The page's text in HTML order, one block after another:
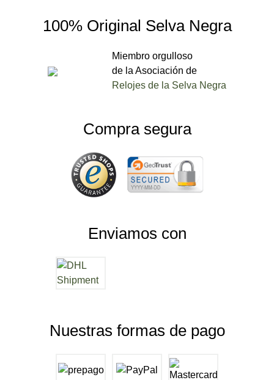
100% Original Selva Negra
Miembro orgulloso
de la Asociación de
Relojes de la Selva Negra
Compra segura
Enviamos con
Nuestras formas de pago